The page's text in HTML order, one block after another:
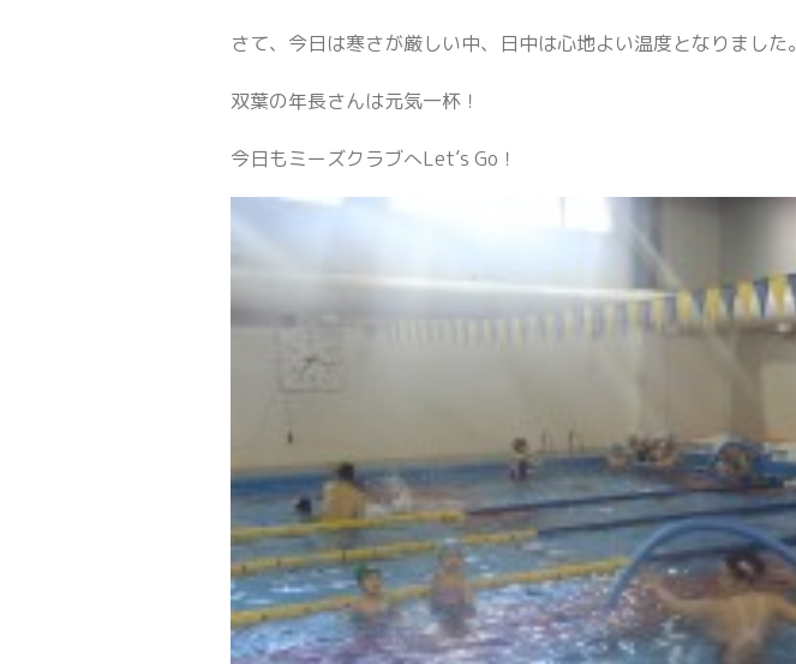
さて、今日は寒さが厳しい中、日中は心地よい温度となりました。
双葉の年長さんは元気一杯！
今日もミーズクラブへLet’s Go！